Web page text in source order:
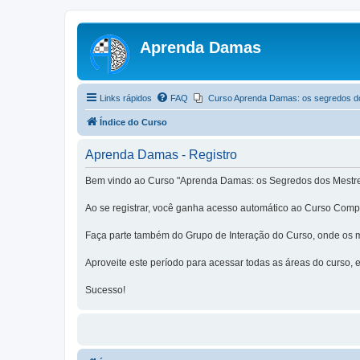
Aprenda Damas
Links rápidos FAQ Curso Aprenda Damas: os segredos
Índice do Curso
Aprenda Damas - Registro
Bem vindo ao Curso "Aprenda Damas: os Segredos dos
Ao se registrar, você ganha acesso automático ao Curso
Faça parte também do Grupo de Interação do Curso, onde
Aproveite este período para acessar todas as áreas do curso,
Sucesso!